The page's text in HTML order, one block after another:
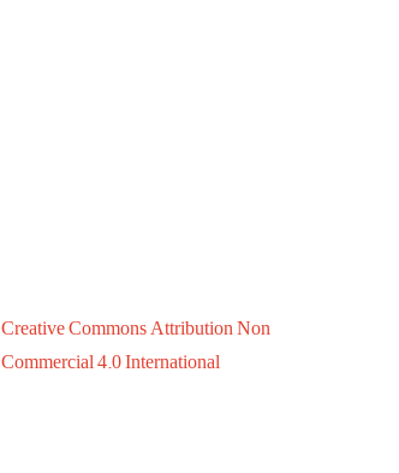
Creative Commons Attribution Non
Commercial 4.0 International